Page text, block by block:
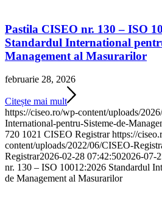
Pastila CISEO nr. 130 – ISO
Standardul International
Management al Masurarilor
februarie 28, 2026
Citește mai mult
https://ciseo.ro/wp-content/uploads/
International-pentru-Sisteme-de-
720 1021 CISEO Registrar https://
content/uploads/2022/06/CISEO-
Registrar2026-02-28 07:42:502026-07-
nr. 130 – ISO 10012:2026 Standardul
de Management al Masurarilor